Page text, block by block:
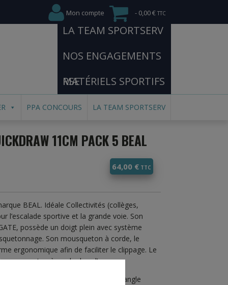
Mon compte 0,00 €
LA TEAM SPORTSERV
NOS ENGAGEMENTS
RSE
MATÉRIELS SPORTIFS
PPA CONCOURS LA TEAM SPORTSERV
11CM PACK 5 BEAL
64,00 €
BEAL. Idéale Collectivités (collèges,
l’escalade sportive et la grande voie. Son
possède un doigt plein avec système
Son mousqueton à corde, le
ergonomique afin de faciliter le clippage. Le
mousqueton à corde dans l’axe.
préhension optimale, longueur de sangle